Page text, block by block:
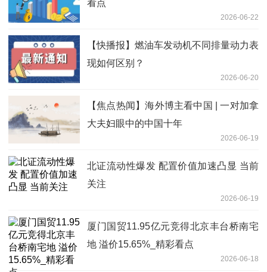
看点
2026-06-22
【快播报】燃油车发动机不同排量动力表
现如何区别？
2026-06-20
【焦点热闻】海外博主看中国 | 一对加拿
大夫妇眼中的中国十年
2026-06-19
北证流动性爆发 配置价值加速凸显 当前
关注
2026-06-19
厦门国贸11.95亿元竞得北京丰台桥南宅
地 溢价15.65%_精彩看点
2026-06-18